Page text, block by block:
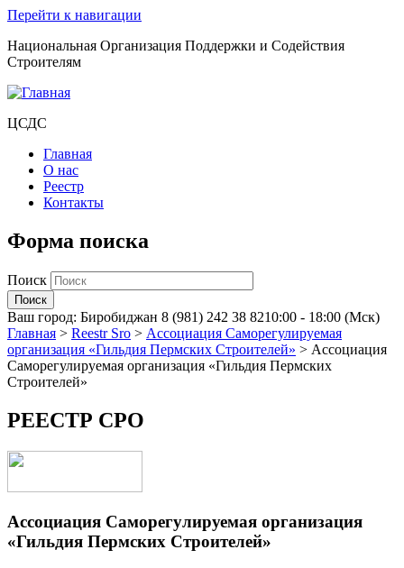
Перейти к навигации
Национальная Организация Поддержки и Содействия
Строителям
ЦСДС
Главная
О нас
Реестр
Контакты
Форма поиска
Поиск
Ваш город: Биробиджан 8 (981) 242 38 8210:00 - 18:00 (Мск)
Главная > Reestr Sro > Ассоциация Саморегулируемая
организация «Гильдия Пермских Строителей» > Ассоциация
Саморегулируемая организация «Гильдия Пермских
Строителей»
РЕЕСТР СРО
Ассоциация Саморегулируемая организация
«Гильдия Пермских Строителей»